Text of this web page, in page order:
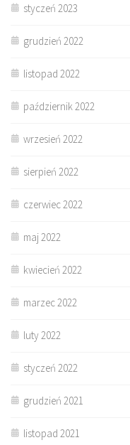
styczeń 2023
grudzień 2022
listopad 2022
październik 2022
wrzesień 2022
sierpień 2022
czerwiec 2022
maj 2022
kwiecień 2022
marzec 2022
luty 2022
styczeń 2022
grudzień 2021
listopad 2021